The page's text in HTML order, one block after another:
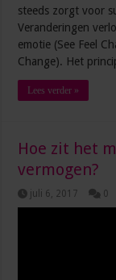
steeds zorgt voor
Veranderingen
emotie (See Feel
Change). Het
Lees verder »
Hoe zit het
vermogen?
juli 6, 2017 0